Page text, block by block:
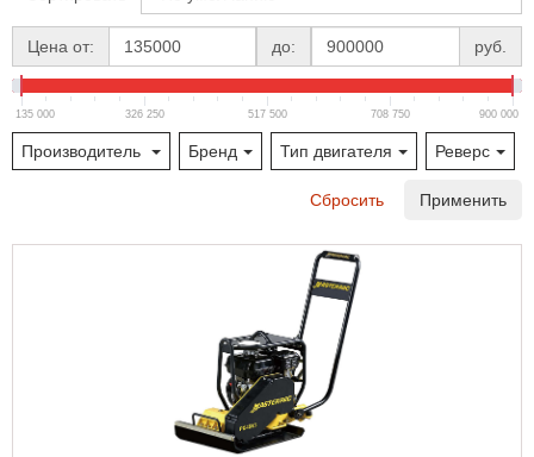
Цена от: до: руб.
135 000 326 250 517 500 708 750 900 000
Производитель Бренд Тип двигателя Реверс
Сбросить Применить